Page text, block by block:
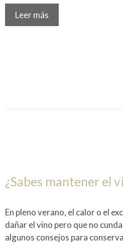
Leer más
¿Sabes mantener el
En pleno verano, el calor o el
dañar el vino pero que no
algunos consejos para